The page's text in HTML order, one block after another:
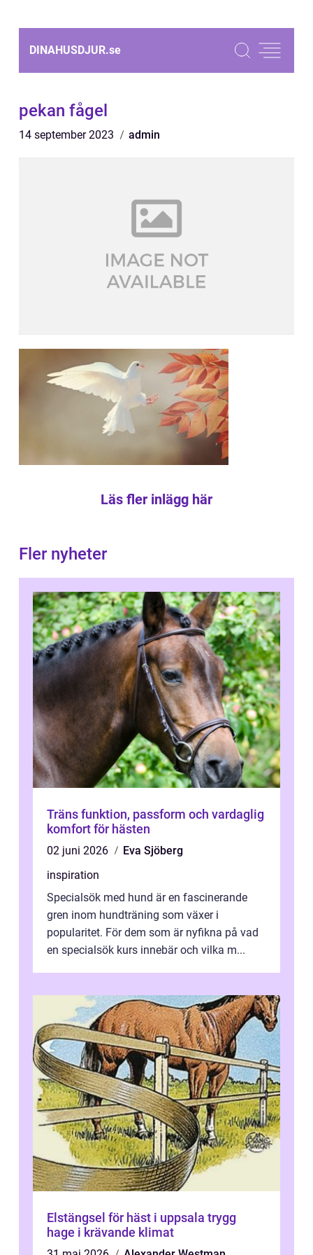
DINAHUSDJUR.se
pekan fågel
14 september 2023 admin
Läs fler inlägg här
Fler nyheter
Träns funktion, passform och vardaglig
komfort för hästen
02 juni 2026
Eva Sjöberg
inspiration
Specialsök med hund är en fascinerande
gren inom hundträning som växer i
popularitet. För dem som är nyfikna på vad
en specialsök kurs innebär och vilka m...
Elstängsel för häst i uppsala trygg
hage i krävande klimat